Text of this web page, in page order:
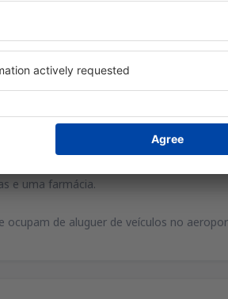
e uma farmácia.
ocupam de aluguer de veículos no